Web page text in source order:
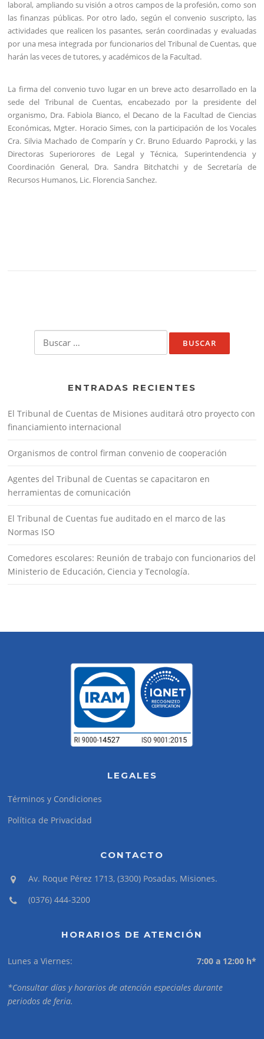
laboral, ampliando su visión a otros campos de la profesión, como son
las finanzas públicas. Por otro lado, según el convenio suscripto, las
actividades que realicen los pasantes, serán coordinadas y evaluadas
por una mesa integrada por funcionarios del Tribunal de Cuentas, que
harán las veces de tutores, y académicos de la Facultad.
La firma del convenio tuvo lugar en un breve acto desarrollado en la
sede del Tribunal de Cuentas, encabezado por la presidente del
organismo, Dra. Fabiola Bianco, el Decano de la Facultad de Ciencias
Económicas, Mgter. Horacio Simes, con la participación de los Vocales
Cra. Silvia Machado de Comparín y Cr. Bruno Eduardo Paprocki, y las
Directoras Superiorores de Legal y Técnica, Superintendencia y
Coordinación General, Dra. Sandra Bitchatchi y de Secretaría de
Recursos Humanos, Lic. Florencia Sanchez.
ENTRADAS RECIENTES
El Tribunal de Cuentas de Misiones auditará otro proyecto con
financiamiento internacional
Organismos de control firman convenio de cooperación
Agentes del Tribunal de Cuentas se capacitaron en
herramientas de comunicación
El Tribunal de Cuentas fue auditado en el marco de las
Normas ISO
Comedores escolares: Reunión de trabajo con funcionarios del
Ministerio de Educación, Ciencia y Tecnología.
LEGALES
Términos y Condiciones
Política de Privacidad
CONTACTO
Av. Roque Pérez 1713, (3300) Posadas, Misiones.
(0376) 444-3200
HORARIOS DE ATENCIÓN
Lunes a Viernes: 7:00 a 12:00 h*
*Consultar días y horarios de atención especiales durante
periodos de feria.